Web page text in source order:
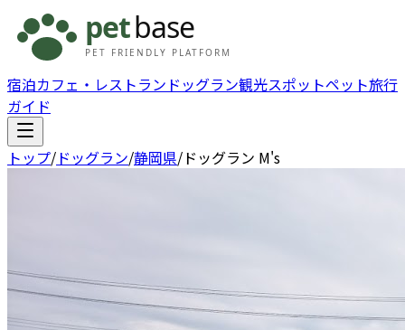
宿泊カフェ・レストラン ドッグラン観光スポットペット旅行
ガイド
トップ/ドッグラン/静岡県/ドッグラン M's